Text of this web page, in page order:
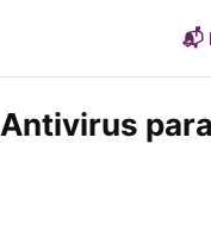
📬
Antivirus